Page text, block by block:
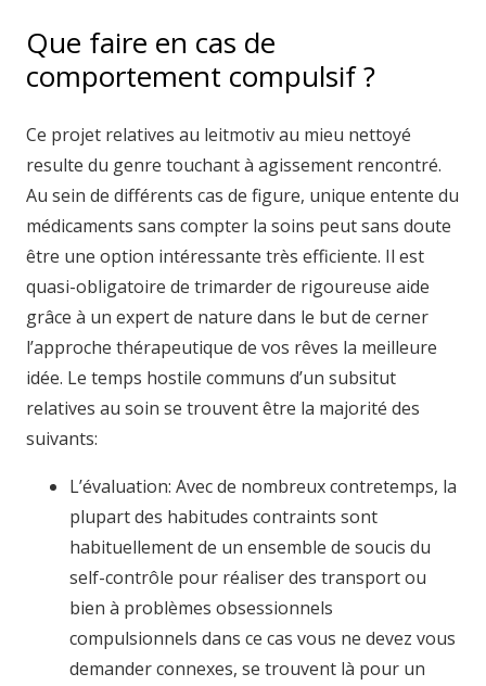
Que faire en cas de
comportement compulsif ?
Ce projet relatives au leitmotiv au mieu nettoyé
resulte du genre touchant à agissement rencontré.
Au sein de différents cas de figure, unique entente du
médicaments sans compter la soins peut sans doute
être une option intéressante très efficiente. Il est
quasi-obligatoire de trimarder de rigoureuse aide
grâce à un expert de nature dans le but de cerner
l’approche thérapeutique de vos rêves la meilleure
idée. Le temps hostile communs d’un subsitut
relatives au soin se trouvent être la majorité des
suivants:
L’évaluation: Avec de nombreux contretemps, la
plupart des habitudes contraints sont
habituellement de un ensemble de soucis du
self-contrôle pour réaliser des transport ou
bien à problèmes obsessionnels
compulsionnels dans ce cas vous ne devez vous
demander connexes, se trouvent là pour un